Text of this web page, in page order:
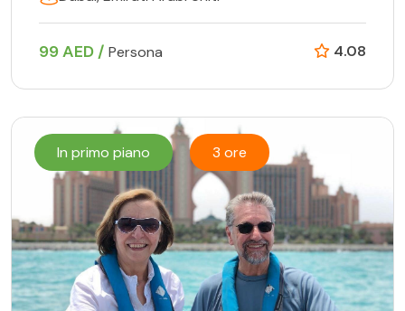
99 AED / Persona 4.08
In primo piano 3 ore